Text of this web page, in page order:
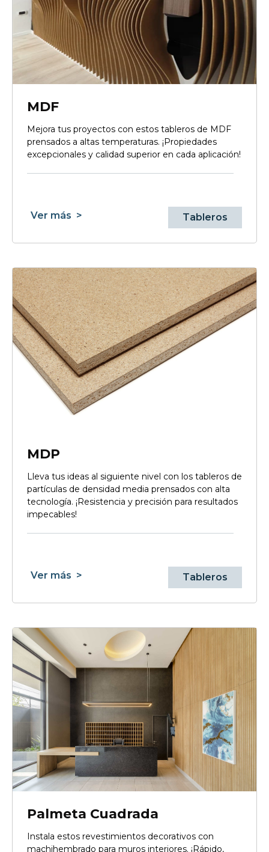
MDF
Mejora tus proyectos con estos tableros de MDF
prensados a altas temperaturas. ¡Propiedades
excepcionales y calidad superior en cada aplicación!
Ver más > Tableros
MDP
Lleva tus ideas al siguiente nivel con los tableros de
partículas de densidad media prensados con alta
tecnología. ¡Resistencia y precisión para resultados
impecables!
Ver más > Tableros
Palmeta Cuadrada
Instala estos revestimientos decorativos con
machihembrado para muros interiores. ¡Rápido,